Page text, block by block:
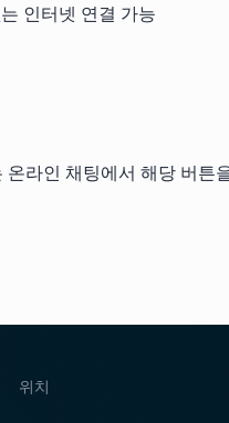
인터넷 연결 가능
라인 채팅에서 해당 버튼
위치